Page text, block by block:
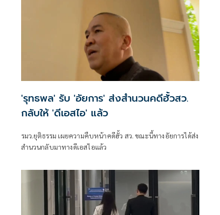
'รุทธพล' รับ 'อัยการ' ส่งสำนวนคดีฮั้วสว.
กลับให้ 'ดีเอสไอ' แล้ว
รมว.ยุติธรรม เผยความคืบหน้าคดีฮั้ว สว. ขณะนี้ทางอัยการได้ส่ง
สำนวนกลับมาทางดีเอสไอแล้ว